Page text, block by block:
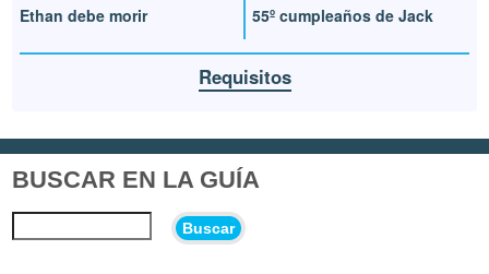
Ethan debe morir
55º cumpleaños de Jack
Requisitos
BUSCAR EN LA GUÍA
Buscar